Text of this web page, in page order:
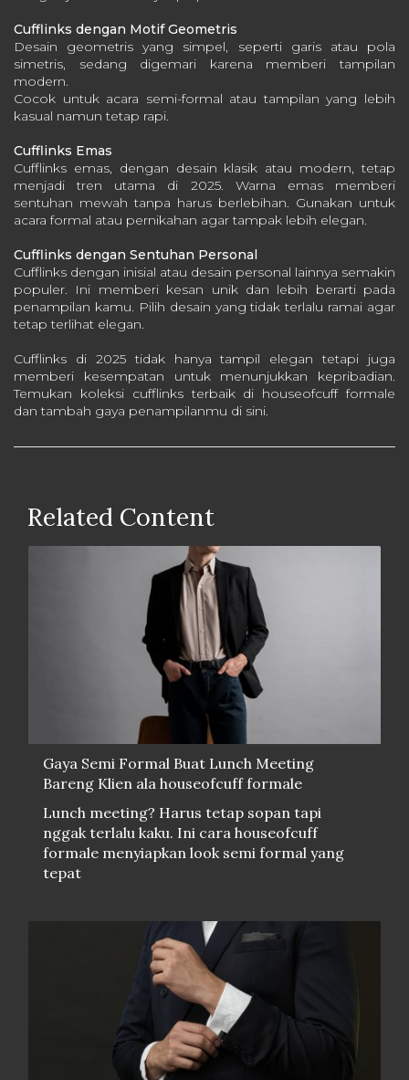
Cufflinks dengan Motif Geometris
Desain geometris yang simpel, seperti garis atau pola
simetris, sedang digemari karena memberi tampilan
modern.
Cocok untuk acara semi-formal atau tampilan yang lebih
kasual namun tetap rapi.
Cufflinks Emas
Cufflinks emas, dengan desain klasik atau modern, tetap
menjadi tren utama di 2025. Warna emas memberi
sentuhan mewah tanpa harus berlebihan. Gunakan untuk
acara formal atau pernikahan agar tampak lebih elegan.
Cufflinks dengan Sentuhan Personal
Cufflinks dengan inisial atau desain personal lainnya semakin
populer. Ini memberi kesan unik dan lebih berarti pada
penampilan kamu. Pilih desain yang tidak terlalu ramai agar
tetap terlihat elegan.
Cufflinks di 2025 tidak hanya tampil elegan tetapi juga
memberi kesempatan untuk menunjukkan kepribadian.
Temukan koleksi cufflinks terbaik di houseofcuff formale
dan tambah gaya penampilanmu di sini.
Related Content
Gaya Semi Formal Buat Lunch Meeting
Bareng Klien ala houseofcuff formale
Lunch meeting? Harus tetap sopan tapi
nggak terlalu kaku. Ini cara houseofcuff
formale menyiapkan look semi formal yang
tepat